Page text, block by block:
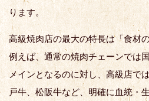
ります。
高級焼肉店の最大の特長は「食材
例えば、通常の焼肉チェーンでは
メインとなるのに対し、高級店で
戸牛、松阪牛など、明確に血統・